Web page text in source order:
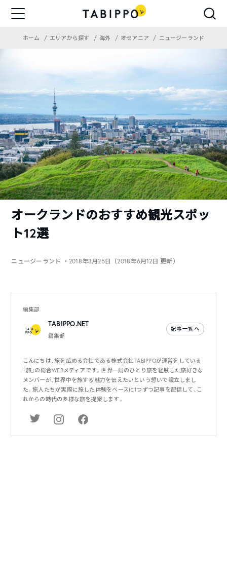
ホーム エリアから探す 海外 オセアニア ニュージーランド
オークランドのおすすめ観光スポッ
ト12選
ニュージーランド ・2018年3月25日（2018年6月12日 更新）
編集部
TABIPPO.NET
編集部
記事一覧へ
こんにちは、旅を広める会社である株式会社TABIPPOが運営をしている
「旅」の総合WEBメディアです。世界一周のひとり旅を経験した旅好きな
メンバーが、世界中を旅する魅力を伝えたいという想いで設立しまし
た。旅人たちが実際に旅した体験をベースに1つずつ記事を配信して、こ
れからの時代の多様な旅を提案します。